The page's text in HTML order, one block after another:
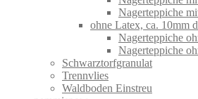
Nagerteppiche
ohne Latex, ca. 10mm
Nagerteppiche
Nagerteppiche
Schwarztorfgranulat
Trennvlies
Waldboden Einstreu